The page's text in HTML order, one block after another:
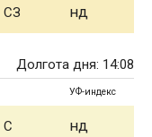
СЗ нд
Долгота дня: 14:08
УФ-индекс
С нд